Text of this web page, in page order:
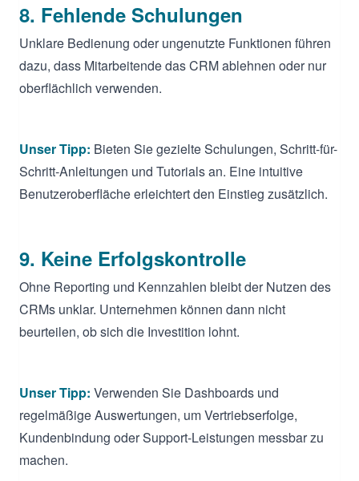
8. Fehlende Schulungen
Unklare Bedienung oder ungenutzte Funktionen führen
dazu, dass Mitarbeitende das CRM ablehnen oder nur
oberflächlich verwenden.
Unser Tipp: Bieten Sie gezielte Schulungen, Schritt-für-
Schritt-Anleitungen und Tutorials an. Eine intuitive
Benutzeroberfläche erleichtert den Einstieg zusätzlich.
9. Keine Erfolgskontrolle
Ohne Reporting und Kennzahlen bleibt der Nutzen des
CRMs unklar. Unternehmen können dann nicht
beurteilen, ob sich die Investition lohnt.
Unser Tipp: Verwenden Sie Dashboards und
regelmäßige Auswertungen, um Vertriebserfolge,
Kundenbindung oder Support-Leistungen messbar zu
machen.